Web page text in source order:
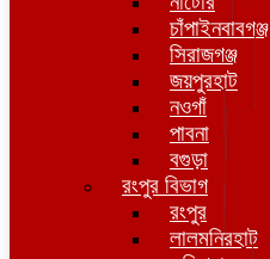
চাঁপাইনবাবগঞ্জ
সিরাজগঞ্জ
জয়পুরহাট
নওগাঁ
পাবনা
বগুড়া
রংপুর বিভাগ
রংপুর
লালমনিরহাট